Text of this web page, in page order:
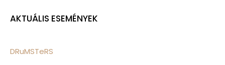
AKTUÁLIS ESEMÉNYEK
DRuMSTeRS